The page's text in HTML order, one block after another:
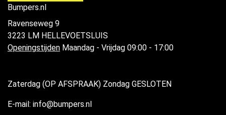
Bumpers.nl
Ravenseweg 9
3223 LM HELLEVOETSLUIS
Openingstijden Maandag - Vrijdag 09:00 - 17:00
Zaterdag (OP AFSPRAAK) Zondag GESLOTEN
E-mail: info@bumpers.nl